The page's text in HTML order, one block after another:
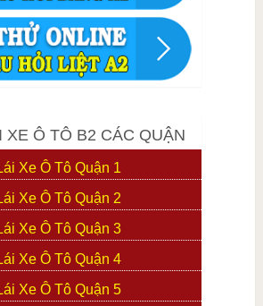
XE Ô TÔ B2 CÁC QUẬN
Xe Ô Tô Quận 1
Xe Ô Tô Quận 2
Xe Ô Tô Quận 3
Xe Ô Tô Quận 4
Xe Ô Tô Quận 5